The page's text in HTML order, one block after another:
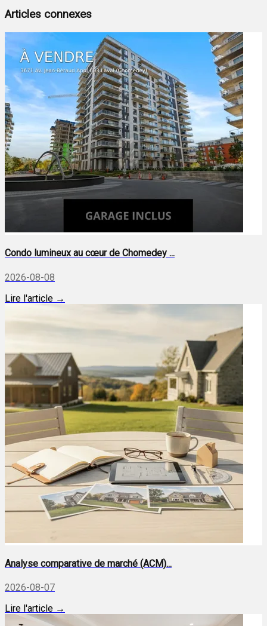
Articles connexes
Condo lumineux au cœur de Chomedey ...
2026-08-08
Lire l'article →
Analyse comparative de marché (ACM)...
2026-08-07
Lire l'article →